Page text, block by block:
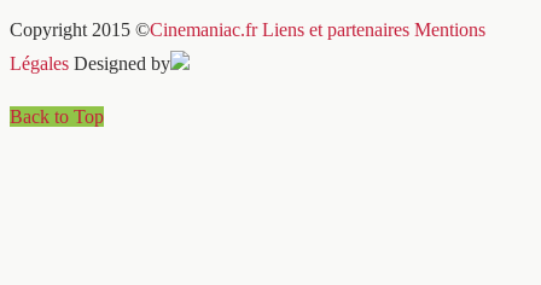
Copyright 2015 ©Cinemaniac.fr Liens et partenaires Mentions
Légales Designed by
Back to Top